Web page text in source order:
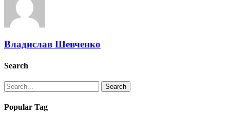
Владислав Шевченко
Search
Search
Popular Tag